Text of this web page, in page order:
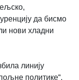
да бисмо
нови хладни
линију
политике“,